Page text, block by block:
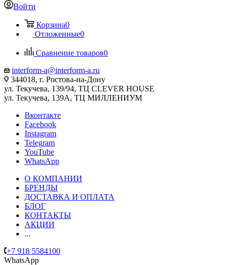
Войти
Корзина0
Отложенные0
Сравнение товаров0
interform-a@interform-a.ru
344018, г. Ростова-на-Дону
ул. Текучева, 139/94, ТЦ CLEVER HOUSE
ул. Текучева, 139А, ТЦ МИЛЛЕНИУМ
Вконтакте
Facebook
Instagram
Telegram
YouTube
WhatsApp
О КОМПАНИИ
БРЕНДЫ
ДОСТАВКА И ОПЛАТА
БЛОГ
КОНТАКТЫ
АКЦИИ
...
+7 918 5584100
WhatsApp